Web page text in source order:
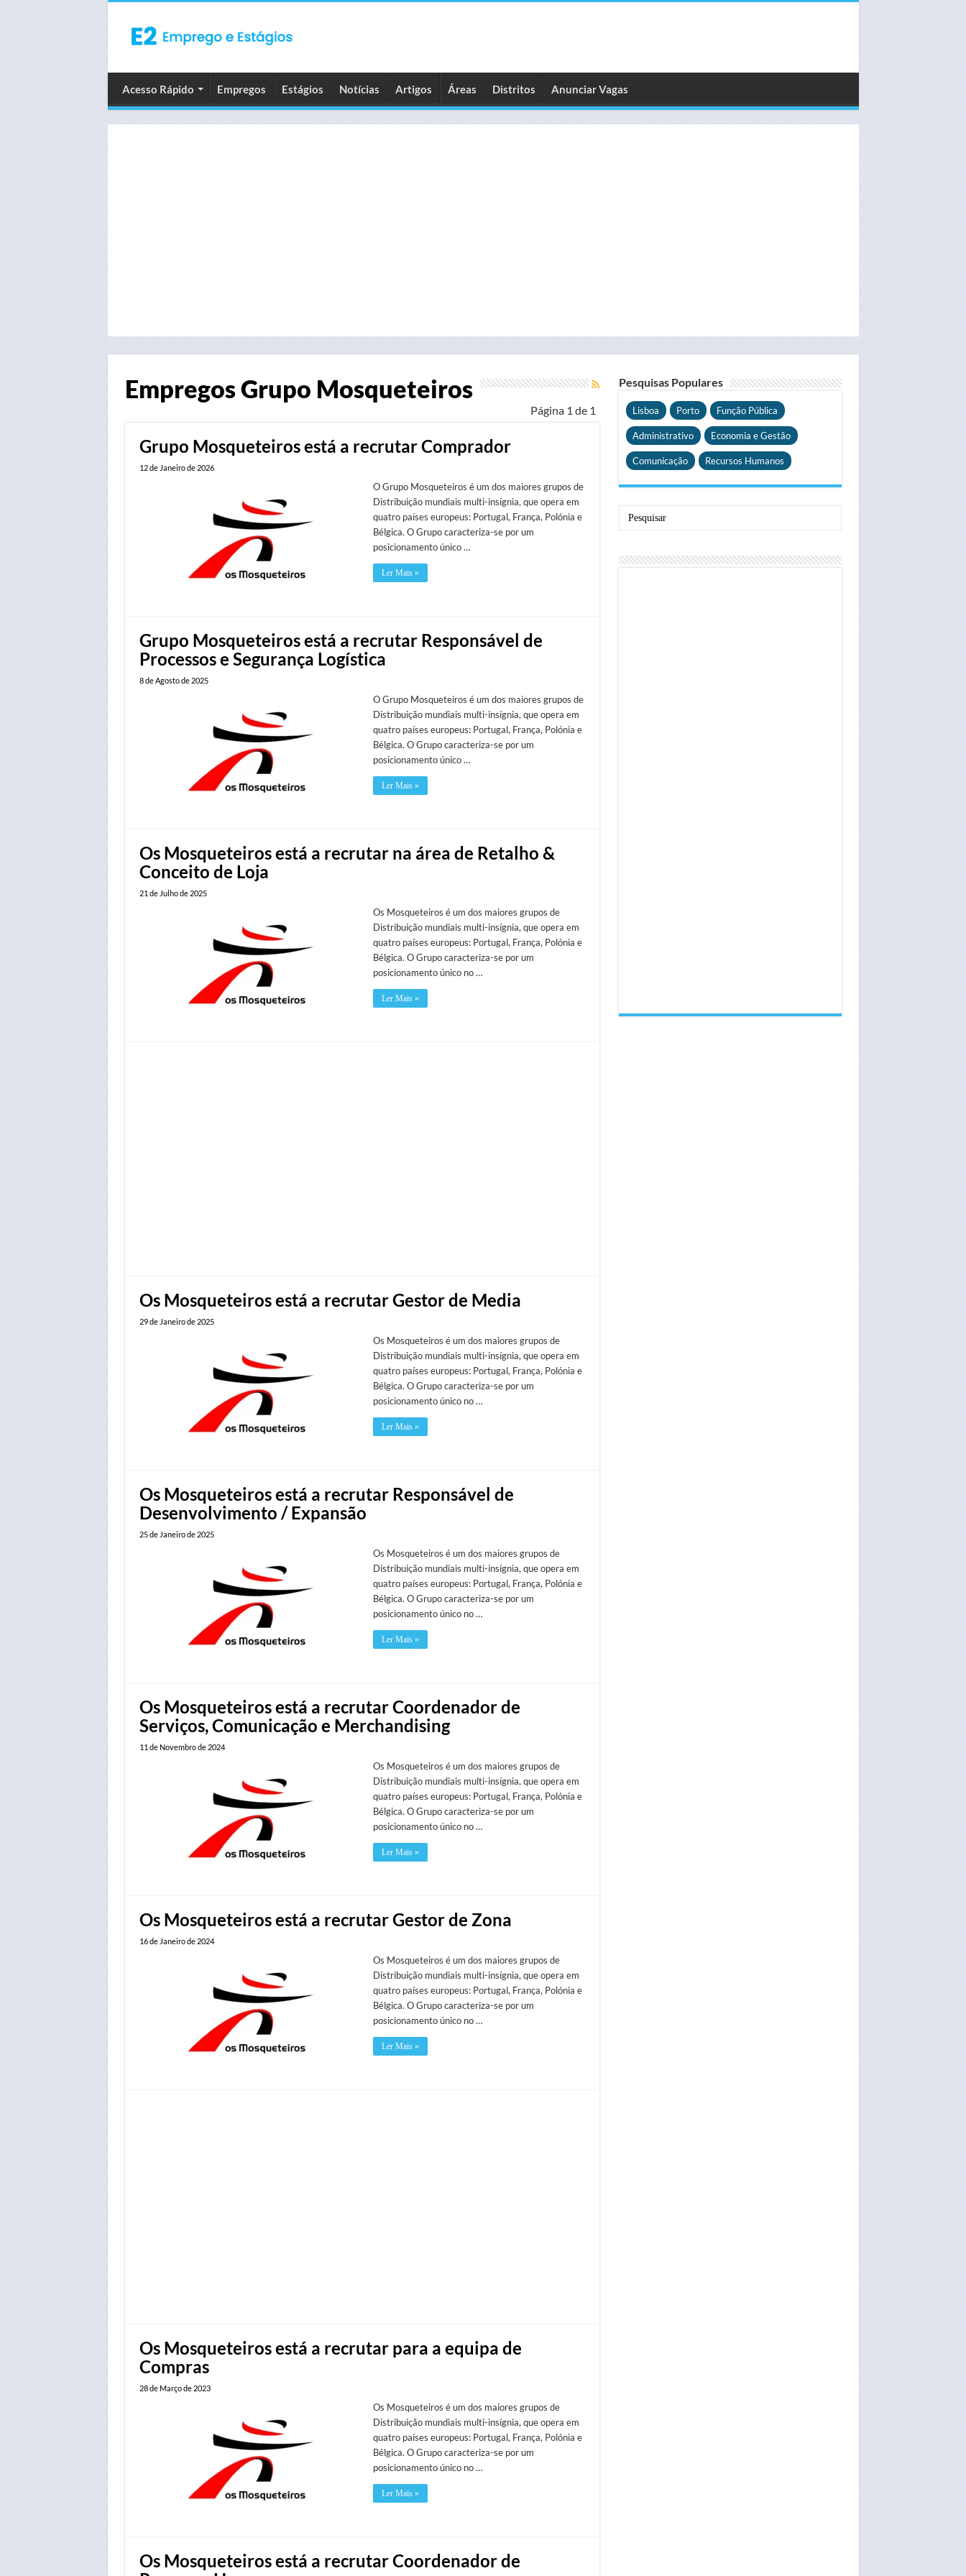
Acesso Rápido Empregos Estágios Notícias Artigos Áreas Distritos Anunciar Vagas
EmpregosGrupo Mosqueteiros
Página 1 de 1
Grupo Mosqueteiros está a recrutar Comprador
12 de Janeiro de 2026
O Grupo Mosqueteiros é um dos maiores grupos de
Distribuição mundiais multi-insígnia, que opera em
quatro países europeus: Portugal, França, Polónia e
Bélgica. O Grupo caracteriza-se por um
posicionamento único …
Ler Mais »
Grupo Mosqueteiros está a recrutar Responsável de
Processos e Segurança Logística
8 de Agosto de 2025
O Grupo Mosqueteiros é um dos maiores grupos de
Distribuição mundiais multi-insígnia, que opera em
quatro países europeus: Portugal, França, Polónia e
Bélgica. O Grupo caracteriza-se por um
posicionamento único …
Ler Mais »
Os Mosqueteiros está a recrutar na área de Retalho &
Conceito de Loja
21 de Julho de 2025
Os Mosqueteiros é um dos maiores grupos de
Distribuição mundiais multi-insígnia, que opera em
quatro países europeus: Portugal, França, Polónia e
Bélgica. O Grupo caracteriza-se por um
posicionamento único no …
Ler Mais »
Os Mosqueteiros está a recrutar Gestor de Media
29 de Janeiro de 2025
Os Mosqueteiros é um dos maiores grupos de
Distribuição mundiais multi-insígnia, que opera em
quatro países europeus: Portugal, França, Polónia e
Bélgica. O Grupo caracteriza-se por um
posicionamento único no …
Ler Mais »
Os Mosqueteiros está a recrutar Responsável de
Desenvolvimento / Expansão
25 de Janeiro de 2025
Os Mosqueteiros é um dos maiores grupos de
Distribuição mundiais multi-insígnia, que opera em
quatro países europeus: Portugal, França, Polónia e
Bélgica. O Grupo caracteriza-se por um
posicionamento único no …
Ler Mais »
Os Mosqueteiros está a recrutar Coordenador de
Serviços, Comunicação e Merchandising
11 de Novembro de 2024
Os Mosqueteiros é um dos maiores grupos de
Distribuição mundiais multi-insígnia, que opera em
quatro países europeus: Portugal, França, Polónia e
Bélgica. O Grupo caracteriza-se por um
posicionamento único no …
Ler Mais »
Os Mosqueteiros está a recrutar Gestor de Zona
16 de Janeiro de 2024
Os Mosqueteiros é um dos maiores grupos de
Distribuição mundiais multi-insígnia, que opera em
quatro países europeus: Portugal, França, Polónia e
Bélgica. O Grupo caracteriza-se por um
posicionamento único no …
Ler Mais »
Os Mosqueteiros está a recrutar para a equipa de
Compras
28 de Março de 2023
Os Mosqueteiros é um dos maiores grupos de
Distribuição mundiais multi-insígnia, que opera em
quatro países europeus: Portugal, França, Polónia e
Bélgica. O Grupo caracteriza-se por um
posicionamento único no …
Ler Mais »
Os Mosqueteiros está a recrutar Coordenador de
Pesquisas Populares
Lisboa Porto Função Pública
Administrativo Economia e Gestão
Comunicação Recursos Humanos